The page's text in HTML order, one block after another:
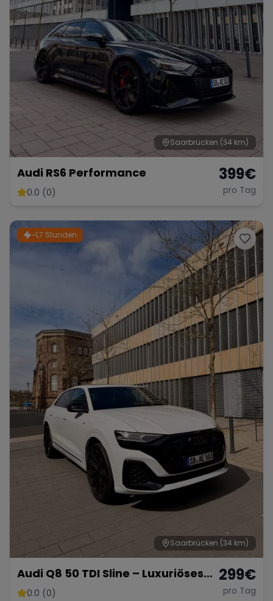
Saarbrücken (34 km)
Audi RS6 Performance
0.0 (0)
399€
pro Tag
~1,7 Stunden
Saarbrücken (34 km)
Audi Q8 50 TDI Sline – Luxuriöses
SUV mit 286 PS
0.0 (0)
299€
pro Tag